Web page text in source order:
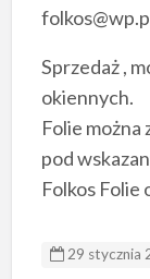
Sprzedaż ,
okiennych.
Folie można
pod
Folkos Folie
29 stycznia